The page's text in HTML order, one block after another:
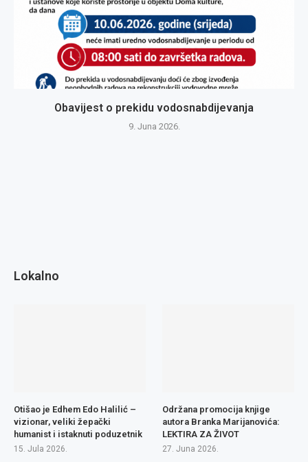
Obavijest o prekidu vodosnabdijevanja
9. Juna 2026.
Lokalno
Otišao je Edhem Edo Halilić –
vizionar, veliki žepački
humanist i istaknuti poduzetnik
15. Jula 2026.
Održana promocija knjige
autora Branka Marijanovića:
LEKTIRA ZA ŽIVOT
27. Juna 2026.